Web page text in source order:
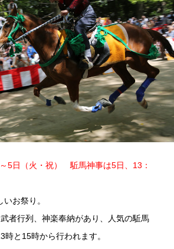
5日（火・祝） 駈馬神事は5日、13：
お祭り。
者行列、神楽奉納があり、人気の駈馬
時と15時から行われます。